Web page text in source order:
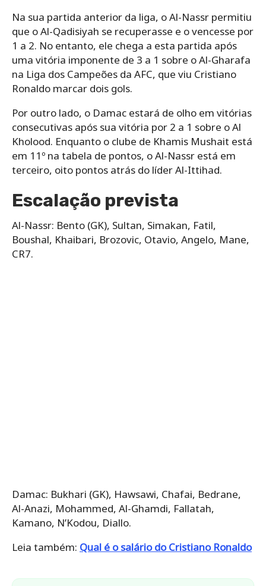
Na sua partida anterior da liga, o Al-Nassr permitiu
que o Al-Qadisiyah se recuperasse e o vencesse por
1 a 2. No entanto, ele chega a esta partida após
uma vitória imponente de 3 a 1 sobre o Al-Gharafa
na Liga dos Campeões da AFC, que viu Cristiano
Ronaldo marcar dois gols.
Por outro lado, o Damac estará de olho em vitórias
consecutivas após sua vitória por 2 a 1 sobre o Al
Kholood. Enquanto o clube de Khamis Mushait está
em 11º na tabela de pontos, o Al-Nassr está em
terceiro, oito pontos atrás do líder Al-Ittihad.
Escalação prevista
Al-Nassr: Bento (GK), Sultan, Simakan, Fatil,
Boushal, Khaibari, Brozovic, Otavio, Angelo, Mane,
CR7.
Damac: Bukhari (GK), Hawsawi, Chafai, Bedrane,
Al-Anazi, Mohammed, Al-Ghamdi, Fallatah,
Kamano, N’Kodou, Diallo.
Leia também: Qual é o salário do Cristiano Ronaldo